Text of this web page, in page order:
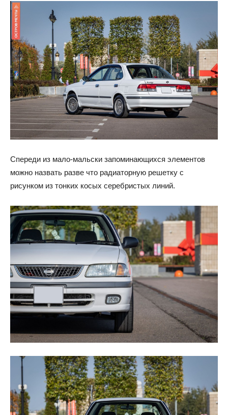
Спереди из мало-мальски запоминающихся элементов
можно назвать разве что радиаторную решетку с
рисунком из тонких косых серебристых линий.